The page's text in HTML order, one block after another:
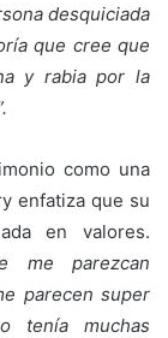
desquiciada
que cree que
y rabia por la
.
como una
enfatiza que su
en valores.
me parezcan
parecen super
tenía muchas